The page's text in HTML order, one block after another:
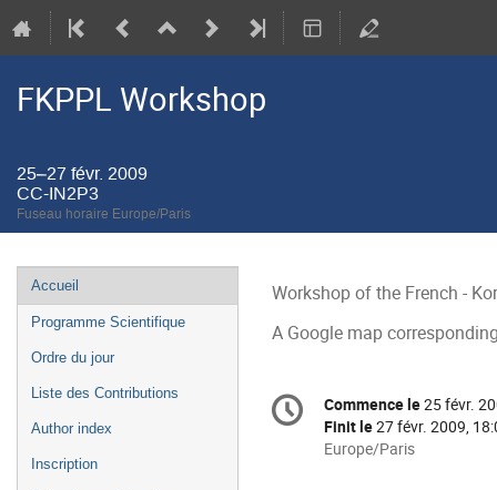
FKPPL Workshop
25–27 févr. 2009
CC-IN2P3
Fuseau horaire Europe/Paris
Menu
de
l'événement
Accueil
Programme Scientifique
Ordre du jour
Liste des Contributions
Author index
Inscription
Workshop of the French -
A Google map
Information
de
Date/Heure
Commence le25 févr.
Finit le27 févr. 2009,
Toutes
Europe/Paris